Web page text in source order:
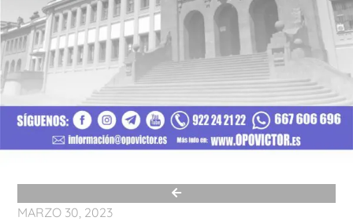
MARZO 30, 2023